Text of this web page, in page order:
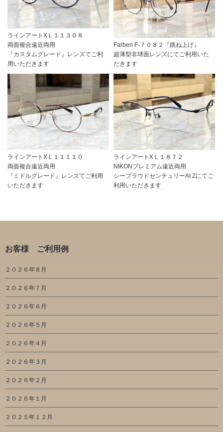
ラインアートXＬ１１３０８
両面複合遠近両用
『カスタムグレード』レンズてご利
用いただきます
Farben F-７０８２『跳ね上げ』
超薄型非球面レンズにてご利用いた
だきます
ラインアートXＬ１１１１０
両面複合遠近両用
『ミドルグレード』レンズてご利用
いただきます
ラインアートXＬ１８７２
NIKONプレミアム遠近両用
シープラウドセンチュリーAI Zにてご
利用いただきます
お客様 ご利用例
２０２６年８月
２０２６年７月
２０２６年６月
２０２６年５月
２０２６年４月
２０２６年３月
２０２６年２月
２０２６年１月
２０２５年１２月